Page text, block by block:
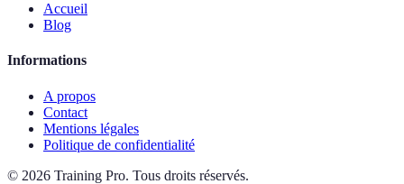
Accueil
Blog
Informations
A propos
Contact
Mentions légales
Politique de confidentialité
© 2026 Training Pro. Tous droits réservés.